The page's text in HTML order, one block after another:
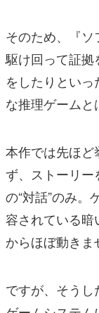
そのため、『
駆け回って証
をしたりとい
な推理ゲームと
本作では先ほ
ず、ストーリー
の“対話”のみ。
容されている
からほぼ動きま
ですが、そうし